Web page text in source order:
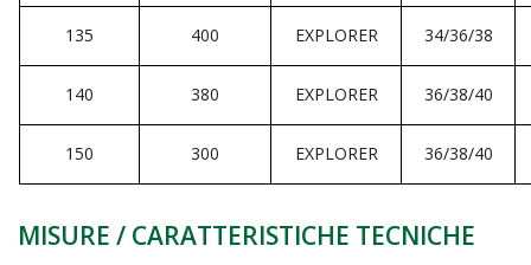
135 400 EXPLORER 34/36/38
140 380 EXPLORER 36/38/40
150 300 EXPLORER 36/38/40
MISURE / CARATTERISTICHE TECNICHE